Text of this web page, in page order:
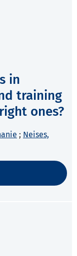
in
training
ones?
; Neises,